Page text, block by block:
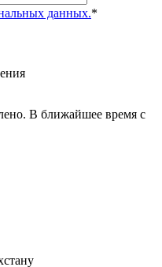
данных.*
В ближайшее время с